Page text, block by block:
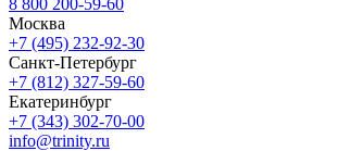
Москва
+7 (495) 232-92-30
Санкт-Петербург
+7 (812) 327-59-60
Екатеринбург
+7 (343) 302-70-00
info@trinity.ru